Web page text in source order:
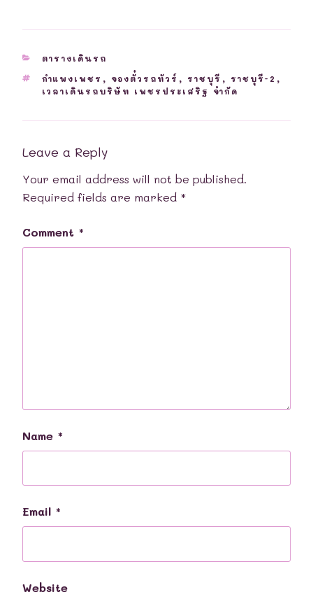
CATEGORIES
ตารางเดินรถ
TAGS
กำแพงเพชร , จองตั๋วรถทัวร์ , ราชบุรี , ราชบุรี-2 ,
เวลาเดินรถบริษัท เพชรประเสริฐ จำกัด
Leave a Reply
Your email address will not be published.
Required fields are marked *
Comment *
Name *
Email *
Website